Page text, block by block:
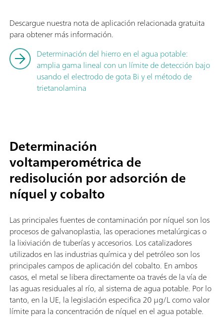
Descargue nuestra nota de aplicación relacionada gratuita
para obtener más información.
Determinación del hierro en el agua potable:
amplia gama lineal con un límite de detección bajo
usando el electrodo de gota Bi y el método de
trietanolamina
Determinación
voltamperométrica de
redisolución por adsorción de
níquel y cobalto
Las principales fuentes de contaminación por níquel son los
procesos de galvanoplastia, las operaciones metalúrgicas o
la lixiviación de tuberías y accesorios. Los catalizadores
utilizados en las industrias química y del petróleo son los
principales campos de aplicación del cobalto. En ambos
casos, el metal se libera directamente oa través de la vía de
las aguas residuales al río, al sistema de agua potable. Por lo
tanto, en la UE, la legislación especifica 20 µg/L como valor
límite para la concentración de níquel en el agua potable.